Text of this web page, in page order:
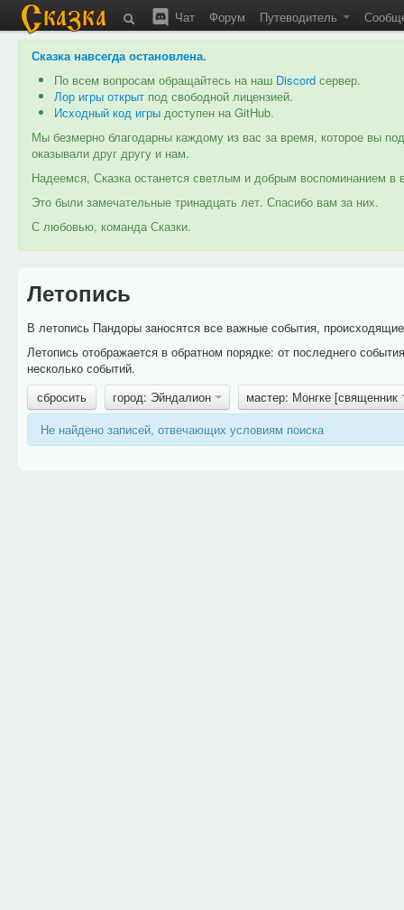
Чат Форум Путеводитель
Сказка навсегда остановлена.
По всем вопросам обращайтесь на наш Discord сервер.
Лор игры открыт под свободной лицензией.
Исходный код игры доступен на GitHub.
Мы безмерно благодарны каждому из вас за время, которое вы
оказывали друг другу и нам.
Надеемся, Сказка останется светлым и добрым воспоминанием
Это были замечательные тринадцать лет. Спасибо вам за них.
С любовью, команда Сказки.
Летопись
В летопись Пандоры заносятся все важные события,
Летопись отображается в обратном порядке: от последнего
несколько событий.
сбросить
город: Эйндалион
мастер: Монгке
Не найдено записей, отвечающих условиям поиска